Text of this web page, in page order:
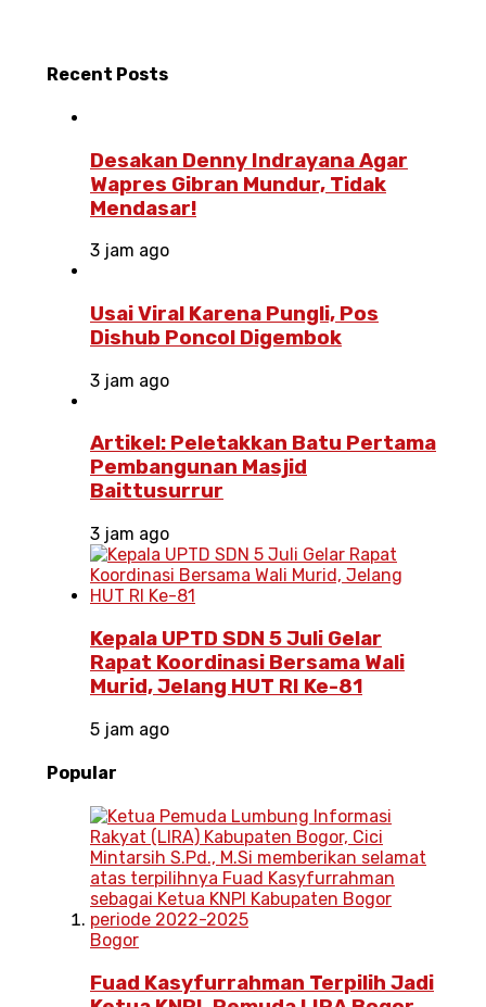
Recent Posts
Desakan Denny Indrayana Agar
Wapres Gibran Mundur, Tidak
Mendasar!
3 jam ago
Usai Viral Karena Pungli, Pos
Dishub Poncol Digembok
3 jam ago
Artikel: Peletakkan Batu Pertama
Pembangunan Masjid
Baittusurrur
3 jam ago
Kepala UPTD SDN 5 Juli Gelar
Rapat Koordinasi Bersama Wali
Murid, Jelang HUT RI Ke-81
5 jam ago
Popular
Bogor
Fuad Kasyfurrahman Terpilih Jadi